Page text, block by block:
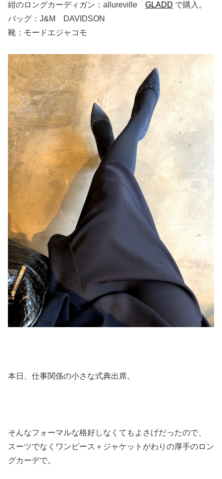
紺のロングカーディガン：allureville GLADD で購入。
バッグ：J&M DAVIDSON
靴：モードエジャコモ
本日、仕事関係の小さな式典出席。
そんなフォーマルな格好しなくてもよさげだったので、
スーツでなくワンピース＋ジャケットがわりの厚手のロン
グカーデで。